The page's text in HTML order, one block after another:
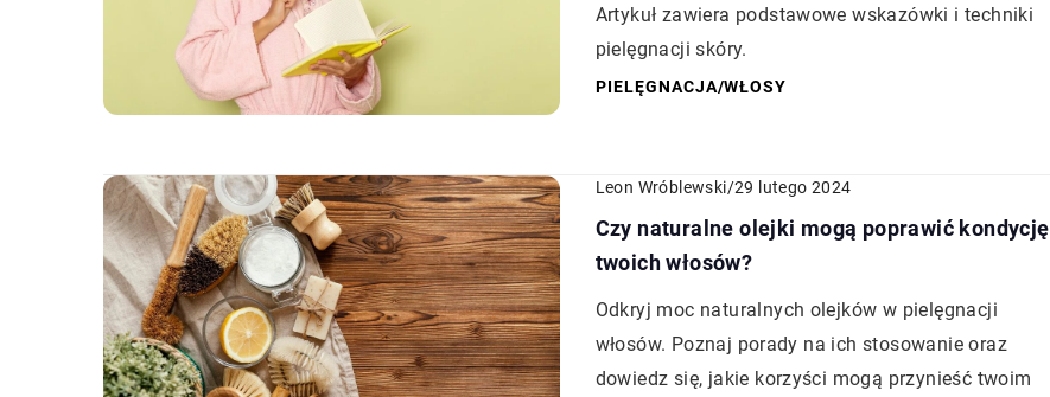
Artykuł zawiera podstawowe wskazówki i techniki
pielęgnacji skóry.
PIELĘGNACJA/WŁOSY
Leon Wróblewski/29 lutego 2024
Czy naturalne olejki mogą poprawić kondycję
twoich włosów?
Odkryj moc naturalnych olejków w pielęgnacji
włosów. Poznaj porady na ich stosowanie oraz
dowiedz się, jakie korzyści mogą przynieść twoim